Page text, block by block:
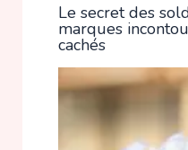
Le secret des
marques
cachés